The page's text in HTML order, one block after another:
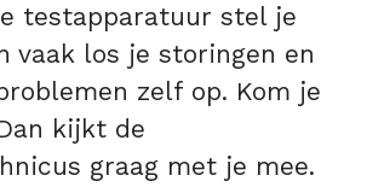
testapparatuur stel je
vaak los je storingen en
zelf op. Kom je
kijkt de
graag met je mee.